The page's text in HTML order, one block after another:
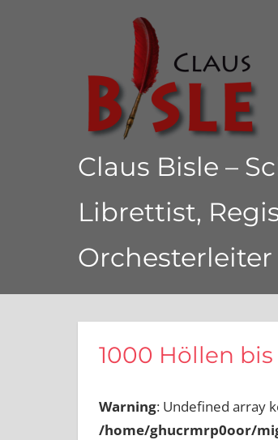
Claus Bisle –
Librettist,
Orchesterleiter
bis
Gegenwart
Schwebewesentiologie
1000 Höllen
Warning: Undefined array
/home/ghucrmrp0oor/